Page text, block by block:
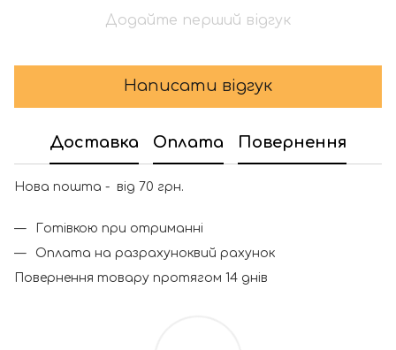
Додайте перший відгук
Написати відгук
Доставка Оплата Повернення
Нова пошта - від 70 грн.
Готівкою при отриманні
Оплата на разрахуноквий рахунок
Повернення товару протягом 14 днів